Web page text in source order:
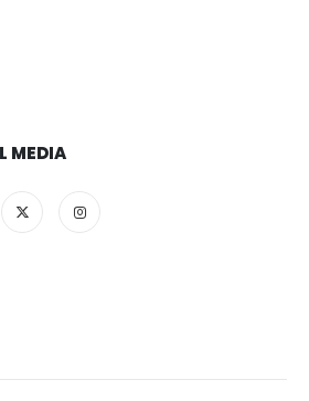
MEDIA